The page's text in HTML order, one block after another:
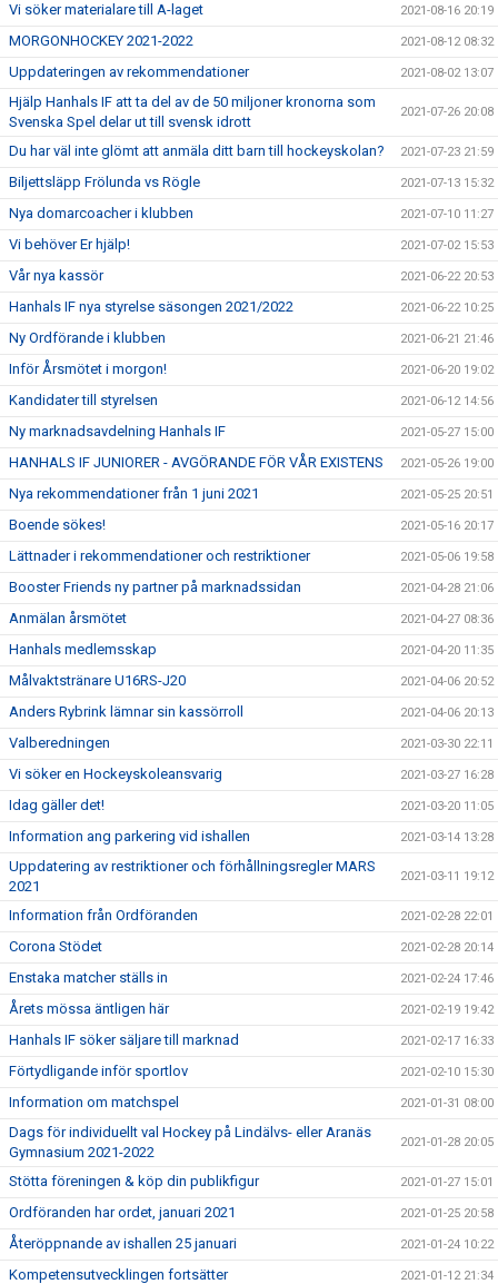
Vi söker materialare till A-laget 2021-08-16 20:19
MORGONHOCKEY 2021-2022 2021-08-12 08:32
Uppdateringen av rekommendationer 2021-08-02 13:07
Hjälp Hanhals IF att ta del av de 50 miljoner kronorna som
Svenska Spel delar ut till svensk idrott
2021-07-26 20:08
Du har väl inte glömt att anmäla ditt barn till hockeyskolan? 2021-07-23 21:59
Biljettsläpp Frölunda vs Rögle 2021-07-13 15:32
Nya domarcoacher i klubben 2021-07-10 11:27
Vi behöver Er hjälp! 2021-07-02 15:53
Vår nya kassör 2021-06-22 20:53
Hanhals IF nya styrelse säsongen 2021/2022 2021-06-22 10:25
Ny Ordförande i klubben 2021-06-21 21:46
Inför Årsmötet i morgon! 2021-06-20 19:02
Kandidater till styrelsen 2021-06-12 14:56
Ny marknadsavdelning Hanhals IF 2021-05-27 15:00
HANHALS IF JUNIORER - AVGÖRANDE FÖR VÅR EXISTENS 2021-05-26 19:00
Nya rekommendationer från 1 juni 2021 2021-05-25 20:51
Boende sökes! 2021-05-16 20:17
Lättnader i rekommendationer och restriktioner 2021-05-06 19:58
Booster Friends ny partner på marknadssidan 2021-04-28 21:06
Anmälan årsmötet 2021-04-27 08:36
Hanhals medlemsskap 2021-04-20 11:35
Målvaktstränare U16RS-J20 2021-04-06 20:52
Anders Rybrink lämnar sin kassörroll 2021-04-06 20:13
Valberedningen 2021-03-30 22:11
Vi söker en Hockeyskoleansvarig 2021-03-27 16:28
Idag gäller det! 2021-03-20 11:05
Information ang parkering vid ishallen 2021-03-14 13:28
Uppdatering av restriktioner och förhållningsregler MARS
2021
2021-03-11 19:12
Information från Ordföranden 2021-02-28 22:01
Corona Stödet 2021-02-28 20:14
Enstaka matcher ställs in 2021-02-24 17:46
Årets mössa äntligen här 2021-02-19 19:42
Hanhals IF söker säljare till marknad 2021-02-17 16:33
Förtydligande inför sportlov 2021-02-10 15:30
Information om matchspel 2021-01-31 08:00
Dags för individuellt val Hockey på Lindälvs- eller Aranäs
Gymnasium 2021-2022
2021-01-28 20:05
Stötta föreningen & köp din publikfigur 2021-01-27 15:01
Ordföranden har ordet, januari 2021 2021-01-25 20:58
Återöppnande av ishallen 25 januari 2021-01-24 10:22
Kompetensutvecklingen fortsätter 2021-01-12 21:34